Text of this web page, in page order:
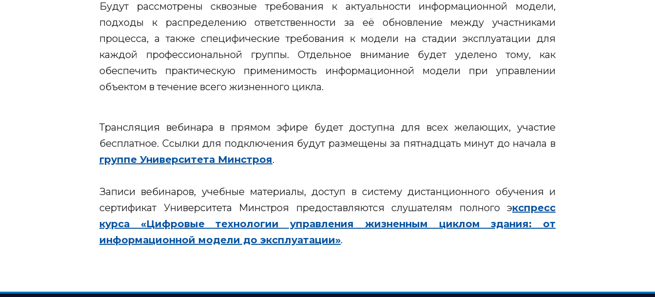
Будут рассмотрены сквозные требования к актуальности информационной модели,
подходы к распределению ответственности за её обновление между участниками
процесса, а также специфические требования к модели на стадии эксплуатации для
каждой профессиональной группы. Отдельное внимание будет уделено тому, как
обеспечить практическую применимость информационной модели при управлении
объектом в течение всего жизненного цикла.
Трансляция вебинара в прямом эфире будет доступна для всех желающих, участие
бесплатное. Ссылки для подключения будут размещены за пятнадцать минут до начала в
группе Университета Минстроя.
Записи вебинаров, учебные материалы, доступ в систему дистанционного обучения и
сертификат Университета Минстроя предоставляются слушателям полного экспресс
курса «Цифровые технологии управления жизненным циклом здания: от
информационной модели до эксплуатации».